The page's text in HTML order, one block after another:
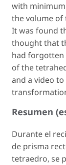
with
the volume of
It was found
thought that
had forgotten
of the
and a video
Resumen
Durante el
de prisma
tetraedro, se